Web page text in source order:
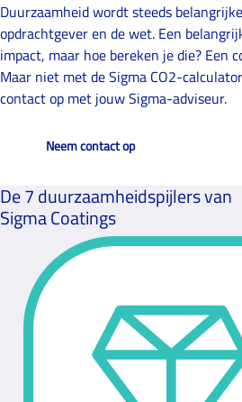
Duurzaamheid wordt steeds
opdrachtgever en de wet. Een
impact, maar hoe bereken je die? Een
Maar niet met de Sigma CO2-
contact op met jouw Sigma-adviseur.
Neem contact op
De 7 duurzaamheidspijlers van
Sigma Coatings